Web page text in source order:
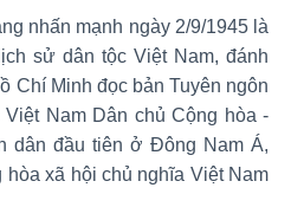
nhấn mạnh ngày 2/9/1945 là
sử dân tộc Việt Nam, đánh
Chí Minh đọc bản Tuyên ngôn
Nam Dân chủ Cộng hòa -
dân đầu tiên ở Đông Nam Á,
xã hội chủ nghĩa Việt Nam